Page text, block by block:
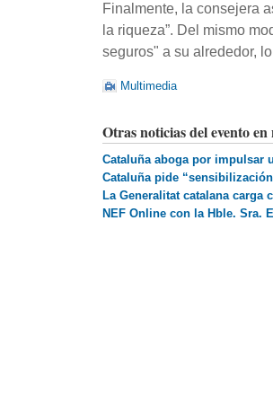
Finalmente, la consejera
la riqueza”. Del mismo
seguros" a su alrededor,
Multimedia
Otras noticias del evento
Cataluña aboga por impulsar
Cataluña pide
La Generalitat catalana
NEF Online con la Hble. Sra.